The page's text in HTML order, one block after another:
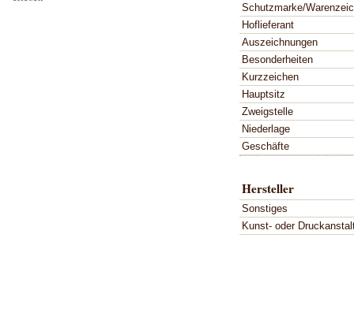
Schutzmarke/
Hoflieferant
Auszeichnungen
Besonderheiten
Kurzzeichen
Hauptsitz
Zweigstelle
Niederlage
Geschäfte
Hersteller
Sonstiges
Kunst- oder